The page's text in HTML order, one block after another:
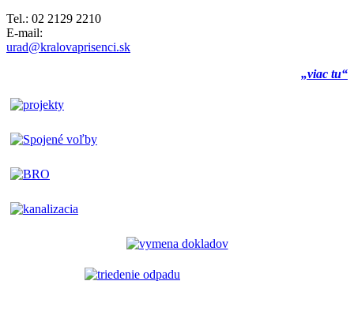
Tel.: 02 2129 2210
E-mail:
urad@kralovaprisenci.sk
„viac tu“